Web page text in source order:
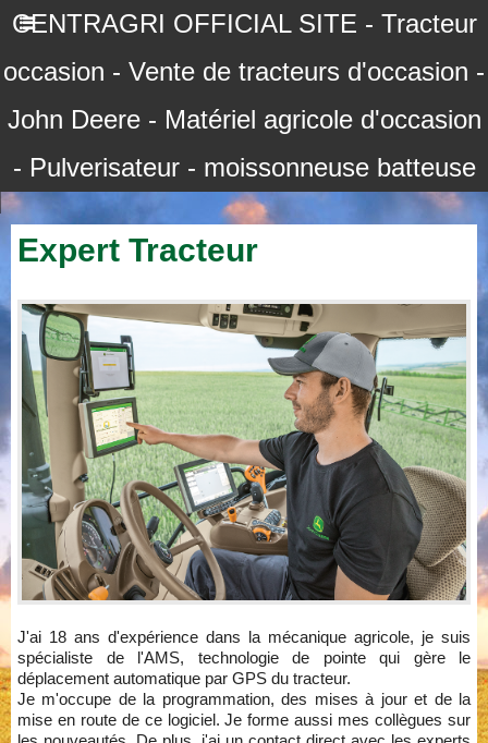
CENTRAGRI OFFICIAL SITE - Tracteur
occasion - Vente de tracteurs d'occasion -
John Deere - Matériel agricole d'occasion
- Pulverisateur - moissonneuse batteuse
Expert Tracteur
J'ai 18 ans d'expérience dans la mécanique agricole, je suis
spécialiste de l'AMS, technologie de pointe qui gère le
déplacement automatique par GPS du tracteur.
Je m'occupe de la programmation, des mises à jour et de la
mise en route de ce logiciel. Je forme aussi mes collègues sur